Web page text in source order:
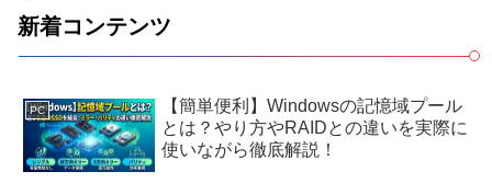
新着コンテンツ
PC
【簡単便利】Windowsの記憶域プール
とは？やり方やRAIDとの違いを実際に
使いながら徹底解説！